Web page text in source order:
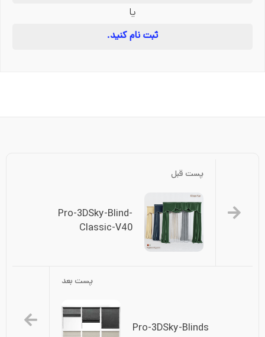
یا
ثبت نام کنید.
پست قبل
Pro-3DSky-Blind-
Classic-V40
پست بعد
Pro-3DSky-Blinds